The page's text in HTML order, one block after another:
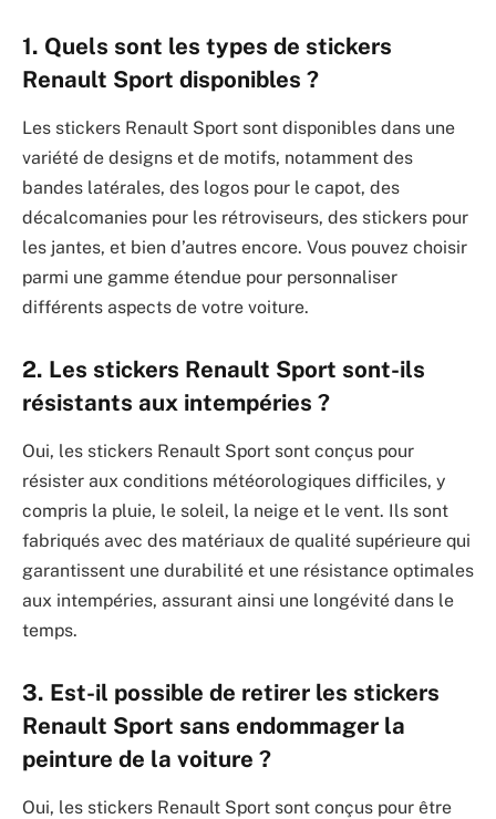
1. Quels sont les types de stickers
Renault Sport disponibles ?
Les stickers Renault Sport sont disponibles dans une
variété de designs et de motifs, notamment des
bandes latérales, des logos pour le capot, des
décalcomanies pour les rétroviseurs, des stickers pour
les jantes, et bien d’autres encore. Vous pouvez choisir
parmi une gamme étendue pour personnaliser
différents aspects de votre voiture.
2. Les stickers Renault Sport sont-ils
résistants aux intempéries ?
Oui, les stickers Renault Sport sont conçus pour
résister aux conditions météorologiques difficiles, y
compris la pluie, le soleil, la neige et le vent. Ils sont
fabriqués avec des matériaux de qualité supérieure qui
garantissent une durabilité et une résistance optimales
aux intempéries, assurant ainsi une longévité dans le
temps.
3. Est-il possible de retirer les stickers
Renault Sport sans endommager la
peinture de la voiture ?
Oui, les stickers Renault Sport sont conçus pour être